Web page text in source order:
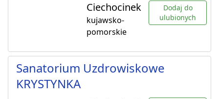
Ciechocinek
kujawsko-
pomorskie
Dodaj do
ulubionych
Sanatorium Uzdrowiskowe
KRYSTYNKA